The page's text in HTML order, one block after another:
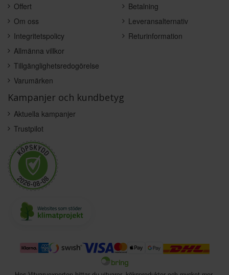
Offert
Om oss
Integritetspolicy
Allmänna villkor
Tillgänglighetsredogörelse
Varumärken
Betalning
Leveransalternativ
Returinformation
Kampanjer och kundbetyg
Aktuella kampanjer
Trustpilot